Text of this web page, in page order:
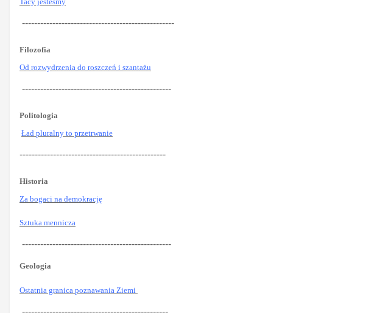
--------------------------------------------------
Filozofia
Od rozwydrzenia do roszczeń i szantażu
-------------------------------------------------
Politologia
Ład pluralny to przetrwanie
------------------------------------------------
Historia
Za bogaci na demokrację
Sztuka mennicza
-------------------------------------------------
Geologia
Ostatnia granica poznawania Ziemi